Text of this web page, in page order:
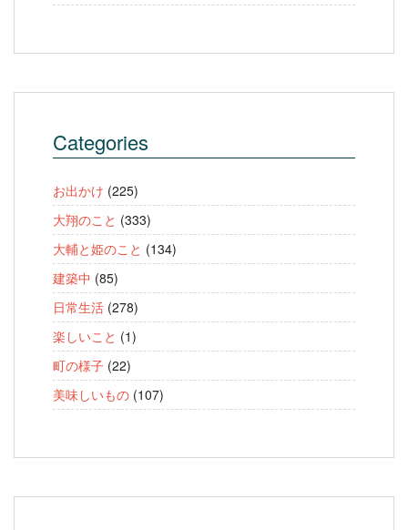
Categories
お出かけ (225)
大翔のこと (333)
大輔と姫のこと (134)
建築中 (85)
日常生活 (278)
楽しいこと (1)
町の様子 (22)
美味しいもの (107)